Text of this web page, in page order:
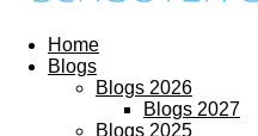
Home
Blogs
Blogs 2026
Blogs 2027
Blogs 2025